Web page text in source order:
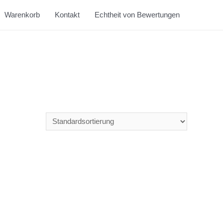
Warenkorb Kontakt Echtheit von Bewertungen